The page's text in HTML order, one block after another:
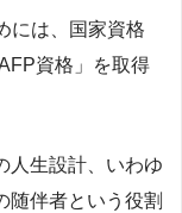
には、国家資格
資格」を取得
人生設計、いわゆ
随伴者という役割